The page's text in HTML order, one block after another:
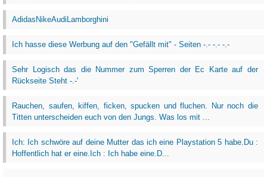
AdidasNikeAudiLamborghini
Ich hasse diese Werbung auf den "Gefällt mit" - Seiten -.- -.- -.-
Sehr Logisch das die Nummer zum Sperren der Ec Karte auf der
Rückseite Steht -.-'
Rauchen, saufen, kiffen, ficken, spucken und fluchen. Nur noch die
Titten unterscheiden euch von den Jungs. Was los mit ...
Ich: Ich schwöre auf deine Mutter das ich eine Playstation 5 habe.Du :
Hoffentlich hat er eine.Ich : Ich habe eine.D...